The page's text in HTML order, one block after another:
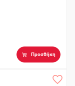
Προσθήκη